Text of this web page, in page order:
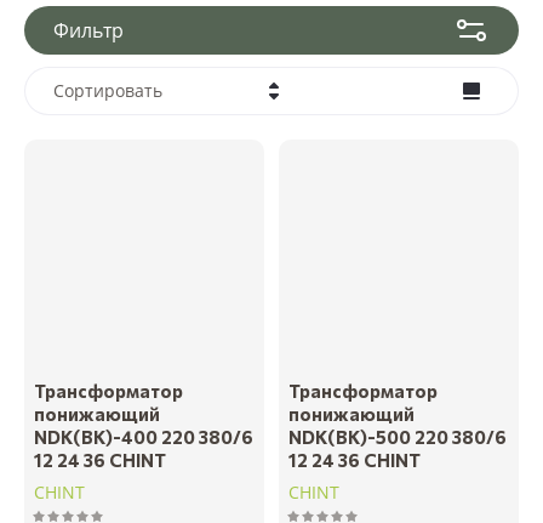
Фильтр
Сортировать
Трансформатор
понижающий
NDK(BK)-400 220 380/6
12 24 36 CHINT
CHINT
Трансформатор
понижающий
NDK(BK)-500 220 380/6
12 24 36 CHINT
CHINT